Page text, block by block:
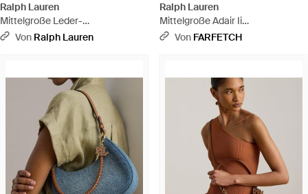
Ralph Lauren
Mittelgroße Leder-
Schultertasche Marcy - Braun
Von Ralph Lauren
Ralph Lauren
Mittelgroße Adair Ii
Schultertasche Mit Logo-Schild -
Von FARFETCH